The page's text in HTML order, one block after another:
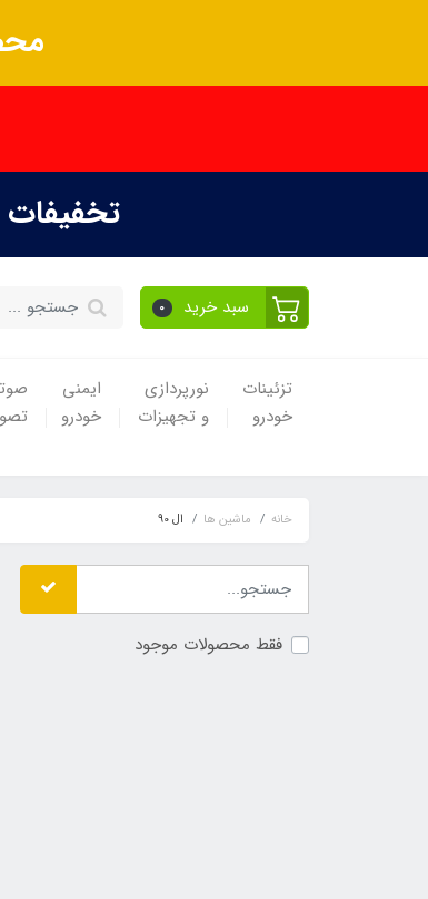
سبد خرید 0
تزئینات
خودرو
نورپردازی
و تجهیزات
ایمنی
خودرو
خانه ماشین ها ال 90
فقط محصولات موجود